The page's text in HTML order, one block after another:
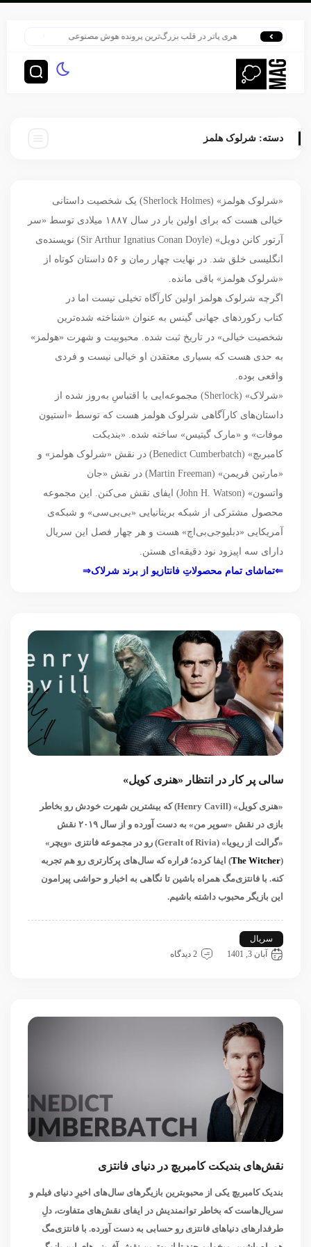
هری پاتر در قلب بزرگ‌ترین پرونده هوش مصنوعی
دسته: شرلوک هلمز
«شرلوک هولمز» (Sherlock Holmes) یک شخصیت داستانی
خیالی هست که برای اولین بار در سال ۱۸۸۷ میلادی توسط «سر
آرتور کانن دویل» (Sir Arthur Ignatius Conan Doyle) نویسنده‌ی
انگلیسی خلق شد. در نهایت چهار رمان و ۵۶ داستان کوتاه از
«شرلوک هولمز» باقی مانده.
اگرچه شرلوک هولمز اولین کارآگاه تخیلی نیست اما در
کتاب رکوردهای جهانی گینس به عنوان «شناخته شده‌ترین
شخصیت خیالی» در تاریخ ثبت شده. محبوبیت و شهرت «هولمز»
به حدی هست که بسیاری معتقدن او خیالی نیست و فردی
واقعی بوده.
«شرلاک» (Sherlock) مجموعه‌ایی با اقتباسِ به‌روز شده از
داستان‌های کارآگاهی شرلوک هولمز هست که توسط «استیون
موفات» و «مارک گیتیس» ساخته شده‌. «بندیکت
کامبربچ» (Benedict Cumberbatch) در نقش «شرلوک هولمز» و
«مارتین فریمن» (Martin Freeman) در نقش «جان
واتسون» (John H. Watson)‌ ایفای نقش می‌کنن. این مجموعه
محصول مشترکی از شبکه بریتانیایی «بی‌بی‌سی» و شبکه‌ی
آمریکایی «دبلیوجی‌بی‌اچ» هست و هر چهار فصل این سریال
دارای سه اپیزود نود دقیقه‌ای هستن.
⇐تماشای تمام محصولاتِ فانتازیو از برند شرلاک⇒
سالی پر کار در انتظار «هنری کویل»
«هنری کویل» (Henry Cavill) که بیشترین شهرت خودش رو بخاطر
بازی در نقش «سوپر من» به دست آورده و از سال ۲۰۱۹ نقش
«گرالت از ریویا» (Geralt of Rivia) رو در مجموعه فانتزی «ویچر»
(
The Witcher) ایفا کرده؛ قراره که سال‌های پرکارتری رو هم تجربه
کنه. با فانتزی‌مگ همراه باشین تا نگاهی به اخبار و حواشی پیرامون
این بازیگر محبوب داشته باشیم.
سریال
آبان 3, 1401
2 دیدگاه
نقش‌های بندیکت کامبربچ در دنیای فانتزی
بندیک کامبربچ یکی از محبوبترین بازیگرهای سال‌های اخیرِ دنیای فیلم و
سریال‌هاست که بخاطر توانمندیش در ایفای نقش‌های متفاوت، دلِ
طرفدارهای دنیاهای فانتزی رو حسابی به دست آورده. با فانتزی‌مگ